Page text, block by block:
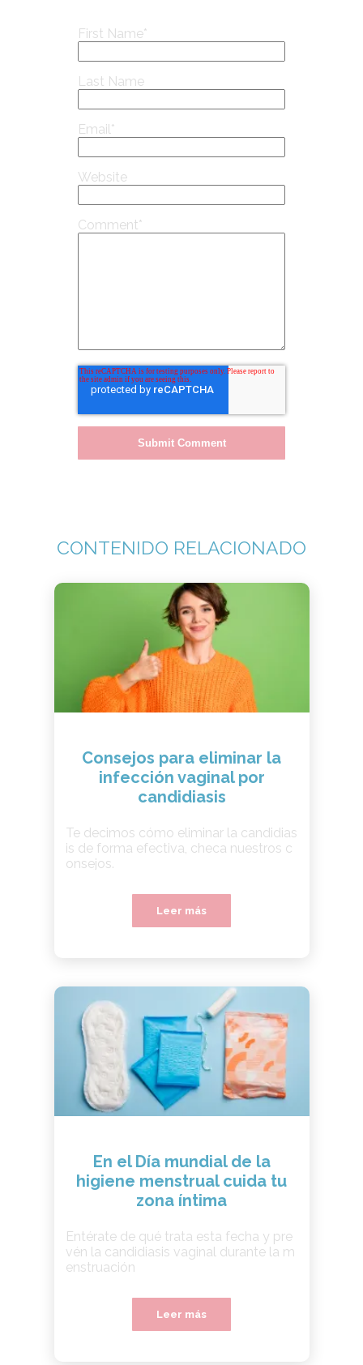
First Name*
Last Name
Email*
Website
Comment*
CONTENIDO RELACIONADO
Consejos para eliminar la
infección vaginal por
candidiasis
Te decimos cómo eliminar la candidias
is de forma efectiva, checa nuestros c
onsejos.
Leer más
En el Día mundial de la
higiene menstrual cuida tu
zona íntima
Entérate de qué trata esta fecha y pre
vén la candidiasis vaginal durante la m
enstruación
Leer más